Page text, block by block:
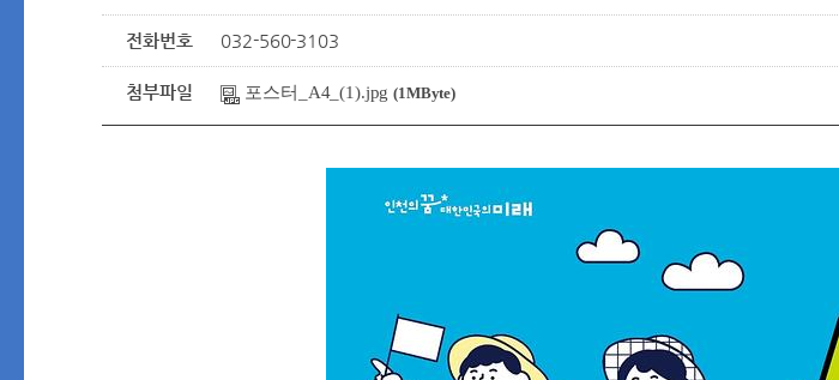
전화번호 032-560-3103
첨부파일 포스터_A4_(1).jpg (1MByte)